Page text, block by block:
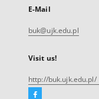
E-Mail
buk@ujk.edu.pl
Visit us!
http://buk.ujk.edu.pl/
Facebook